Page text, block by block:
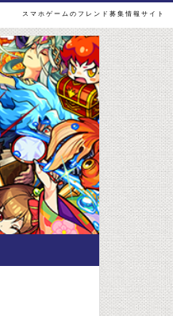
スマホゲームのフレンド募集情報サイト